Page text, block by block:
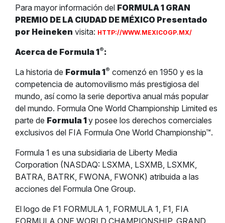
Para mayor información del FORMULA 1 GRAN
PREMIO DE LA CIUDAD DE MÉXICO Presentado
por Heineken visita: HTTP://WWW.MEXICOGP.MX/
Acerca de Formula 1®:
La historia de Formula 1® comenzó en 1950 y es la
competencia de automovilismo más prestigiosa del
mundo, así como la serie deportiva anual más popular
del mundo. Formula One World Championship Limited es
parte de Formula 1y posee los derechos comerciales
exclusivos del FIA Formula One World Championship™.
Formula 1 es una subsidiaria de Liberty Media
Corporation (NASDAQ: LSXMA, LSXMB, LSXMK,
BATRA, BATRK, FWONA, FWONK) atribuida a las
acciones del Formula One Group.
El logo de F1 FORMULA 1, FORMULA 1, F1, FIA
FORMULA ONE WORLD CHAMPIONSHIP, GRAND